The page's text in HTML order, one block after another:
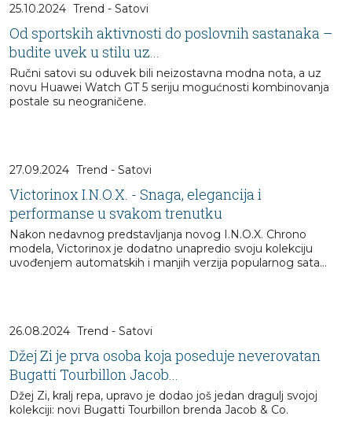
25.10.2024 Trend - Satovi
Od sportskih aktivnosti do poslovnih sastanaka –
budite uvek u stilu uz...
Ručni satovi su oduvek bili neizostavna modna nota, a uz
novu Huawei Watch GT 5 seriju mogućnosti kombinovanja
postale su neograničene.
27.09.2024 Trend - Satovi
Victorinox I.N.O.X. - Snaga, elegancija i
performanse u svakom trenutku
Nakon nedavnog predstavljanja novog I.N.O.X. Chrono
modela, Victorinox je dodatno unapredio svoju kolekciju
uvođenjem automatskih i manjih verzija popularnog sata...
26.08.2024 Trend - Satovi
Džej Zi je prva osoba koja poseduje neverovatan
Bugatti Tourbillon Jacob...
Džej Zi, kralj repa, upravo je dodao još jedan dragulj svojoj
kolekciji: novi Bugatti Tourbillon brenda Jacob & Co.